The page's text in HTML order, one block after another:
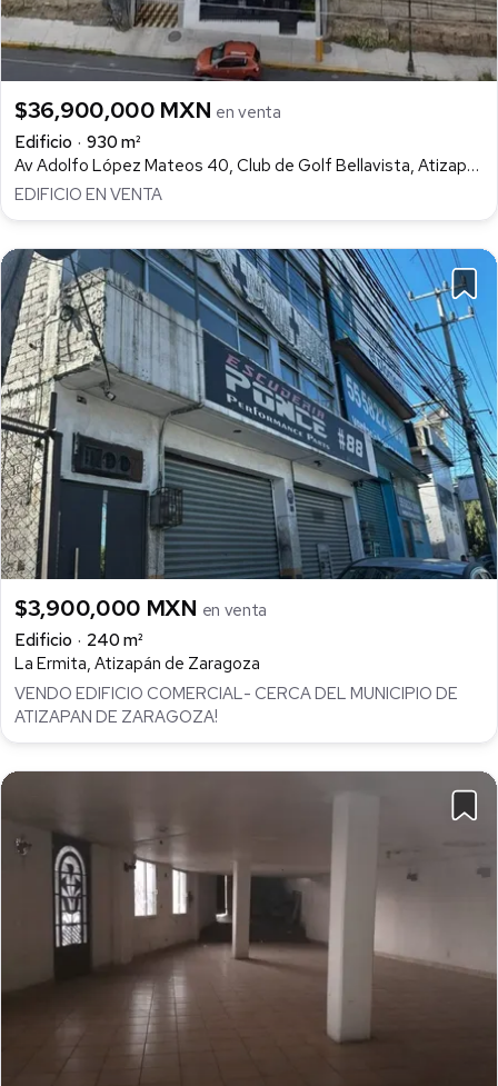
$36,900,000 MXN en venta
Edificio
930 m²
Av Adolfo López Mateos 40, Club de Golf Bellavista, Atizapán de Zaragoza
EDIFICIO EN VENTA
$3,900,000 MXN en venta
Edificio
240 m²
La Ermita, Atizapán de Zaragoza
VENDO EDIFICIO COMERCIAL- CERCA DEL MUNICIPIO DE
ATIZAPAN DE ZARAGOZA!